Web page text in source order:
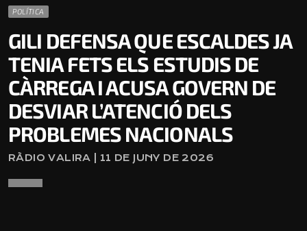
POLÍTICA
GILI DEFENSA QUE ESCALDES JA
TENIA FETS ELS ESTUDIS DE
CÀRREGA I ACUSA GOVERN DE
DESVIAR L’ATENCIÓ DELS
PROBLEMES NACIONALS
RÀDIO VALIRA | 11 DE JUNY DE 2026